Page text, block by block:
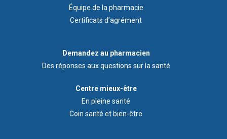
Équipe de la pharmacie
Certificats d’agrément
pharmacien
Demandez au pharmacien
Des réponses aux questions sur la santé
Centre mieux-être
En pleine santé
Coin santé et bien-être